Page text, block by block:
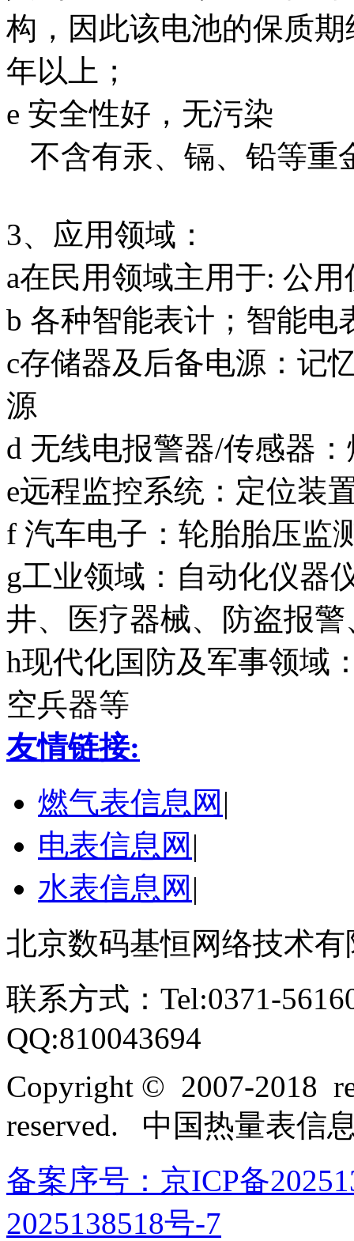
构，因此该电池的保质
年以上；
e 安全性好，无污染
不含有汞、镉、铅等重
3、应用领域：
a在民用领域主用于: 公
b 各种智能表计；智能电
c存储器及后备电源：记
源
d 无线电报警器/传感器
e远程监控系统：定位装
f 汽车电子：轮胎胎压监
g工业领域：自动化仪器
井、医疗器械、防盗报
h现代化国防及军事领域
空兵器等
友情链接:
燃气表信息网 |
电表信息网 |
水表信息网 |
北京数码基恒网络技术有
联系方式：Tel:0371-
QQ:810043694
Copyright © 2007-2018
reserved. 中国热量表信
备案序号：京ICP备
2025138518号-7